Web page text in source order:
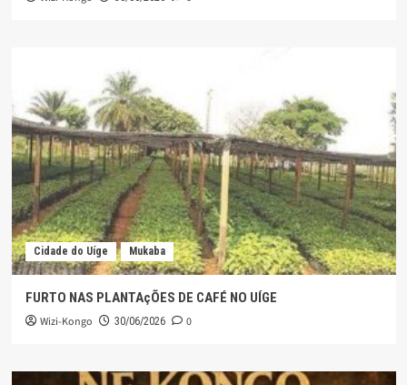
Cidade do Uíge Mukaba
FURTO NAS PLANTAçÕES DE CAFÉ NO UÍGE
Wizi-Kongo 30/06/2026 0